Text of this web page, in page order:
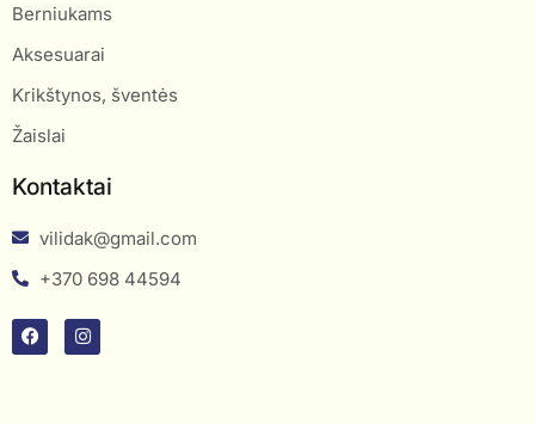
Berniukams
Aksesuarai
Krikštynos, šventės
Žaislai
Kontaktai
vilidak@gmail.com
+370 698 44594